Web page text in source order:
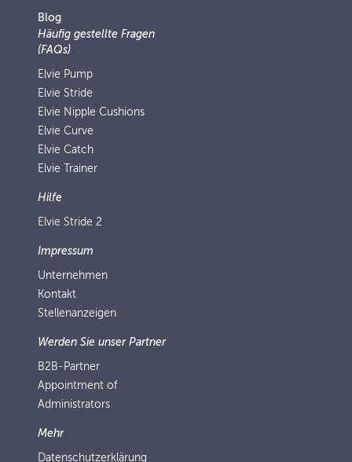
Blog
Häufig gestellte Fragen
(FAQs)
Elvie Pump
Elvie Stride
Elvie Nipple Cushions
Elvie Curve
Elvie Catch
Elvie Trainer
Hilfe
Elvie Stride 2
Impressum
Unternehmen
Kontakt
Stellenanzeigen
Werden Sie unser Partner
B2B-Partner
Appointment of
Administrators
Mehr
Datenschutzerklärung